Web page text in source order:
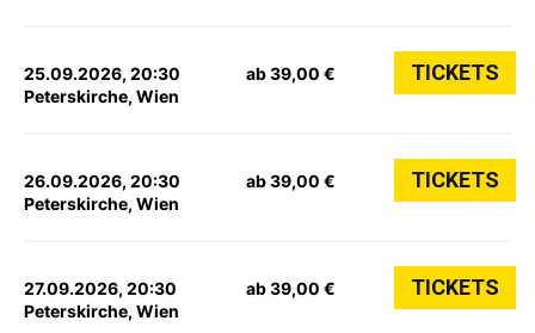
25.09.2026, 20:30
Peterskirche, Wien
ab 39,00 € TICKETS
26.09.2026, 20:30
Peterskirche, Wien
ab 39,00 € TICKETS
27.09.2026, 20:30
Peterskirche, Wien
ab 39,00 € TICKETS